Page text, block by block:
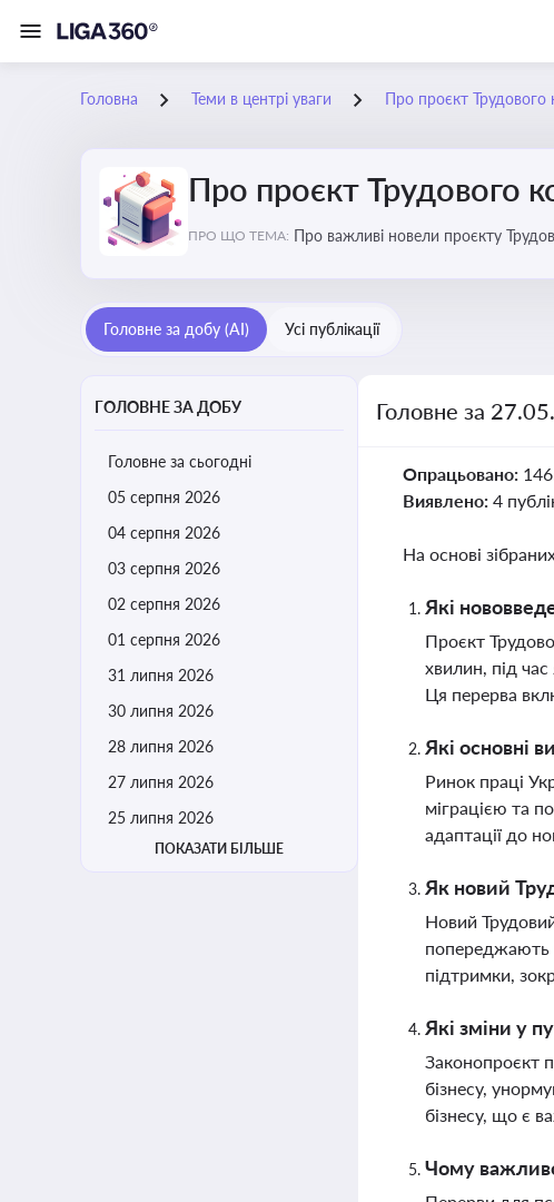
Головна Теми в центрі уваги Про проєкт Трудового
Про проєкт Трудового
ПРО ЩО ТЕМА: Про важливі новели проєкту
Головне за добу (AI) Усі публікації
ГОЛОВНЕ ЗА ДОБУ
Головне за сьогодні
05 серпня 2026
04 серпня 2026
03 серпня 2026
02 серпня 2026
01 серпня 2026
31 липня 2026
30 липня 2026
28 липня 2026
27 липня 2026
25 липня 2026
ПОКАЗАТИ БІЛЬШЕ
Головне за
Опрацьовано:
Виявлено: 4
На основі
Які
Проєкт
хвилин, під
Ця перерва
Які основні
Ринок праці
міграцією та
адаптації до
Як новий
Новий
попереджають
підтримки,
Які зміни у
Законопроєкт
бізнесу,
бізнесу, що є
Чому